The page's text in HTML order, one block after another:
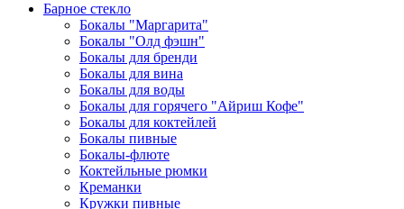
Барное стекло
Бокалы "Маргарита"
Бокалы "Олд фэшн"
Бокалы для бренди
Бокалы для вина
Бокалы для воды
Бокалы для горячего "Айриш Кофе"
Бокалы для коктейлей
Бокалы пивные
Бокалы-флюте
Коктейльные рюмки
Креманки
Кружки пивные